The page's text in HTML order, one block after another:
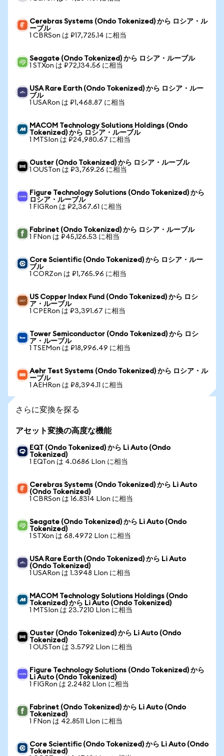
Cerebras Systems (Ondo Tokenized) から ロシア・ル
ーブル
1 CBRSon は ₽17,725.14 に相当
Seagate (Ondo Tokenized) から ロシア・ルーブル
1 STXon は ₽72,134.56 に相当
USA Rare Earth (Ondo Tokenized) から ロシア・ルー
ブル
1 USARon は ₽1,468.87 に相当
MACOM Technology Solutions Holdings (Ondo
Tokenized) から ロシア・ルーブル
1 MTSIon は ₽24,980.67 に相当
Ouster (Ondo Tokenized) から ロシア・ルーブル
1 OUSTon は ₽3,769.26 に相当
Figure Technology Solutions (Ondo Tokenized) から
ロシア・ルーブル
1 FIGRon は ₽2,367.61 に相当
Fabrinet (Ondo Tokenized) から ロシア・ルーブル
1 FNon は ₽45,126.53 に相当
Core Scientific (Ondo Tokenized) から ロシア・ルー
ブル
1 CORZon は ₽1,765.96 に相当
US Copper Index Fund (Ondo Tokenized) から ロシ
ア・ルーブル
1 CPERon は ₽3,391.67 に相当
Tower Semiconductor (Ondo Tokenized) から ロシ
ア・ルーブル
1 TSEMon は ₽18,996.49 に相当
Aehr Test Systems (Ondo Tokenized) から ロシア・ル
ーブル
1 AEHRon は ₽8,394.11 に相当
さらに変換を探る
アセット変換の高度な機能
EQT (Ondo Tokenized) から Li Auto (Ondo
Tokenized)
1 EQTon は 4.0686 LIon に相当
Cerebras Systems (Ondo Tokenized) から Li Auto
(Ondo Tokenized)
1 CBRSon は 16.8314 LIon に相当
Seagate (Ondo Tokenized) から Li Auto (Ondo
Tokenized)
1 STXon は 68.4972 LIon に相当
USA Rare Earth (Ondo Tokenized) から Li Auto
(Ondo Tokenized)
1 USARon は 1.3948 LIon に相当
MACOM Technology Solutions Holdings (Ondo
Tokenized) から Li Auto (Ondo Tokenized)
1 MTSIon は 23.7210 LIon に相当
Ouster (Ondo Tokenized) から Li Auto (Ondo
Tokenized)
1 OUSTon は 3.5792 LIon に相当
Figure Technology Solutions (Ondo Tokenized) から
Li Auto (Ondo Tokenized)
1 FIGRon は 2.2482 LIon に相当
Fabrinet (Ondo Tokenized) から Li Auto (Ondo
Tokenized)
1 FNon は 42.8511 LIon に相当
Core Scientific (Ondo Tokenized) から Li Auto (Ondo
Tokenized)